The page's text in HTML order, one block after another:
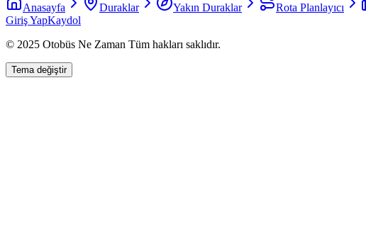
Anasayfa Duraklar Yakın Duraklar Rota Planlayıcı
Giriş YapKaydol
© 2025 Otobüs Ne Zaman Tüm hakları saklıdır.
Tema değiştir